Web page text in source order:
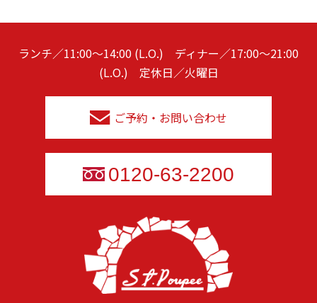
ランチ／11:00～14:00 (L.O.) ディナー／17:00～21:00
(L.O.) 定休日／火曜日
ご予約・お問い合わせ
0120-63-2200